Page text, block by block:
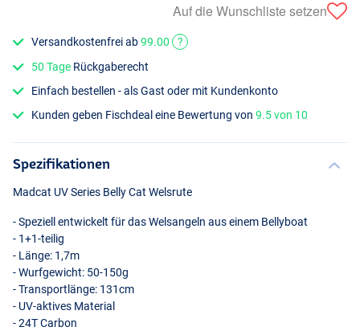
Auf die Wunschliste setzen
Versandkostenfrei ab99.00
?
50 Tage Rückgaberecht
Einfach bestellen - als Gast oder mit Kundenkonto
Kunden geben Fischdeal eine Bewertung von9.5 von 10
Spezifikationen
Madcat UV Series Belly Cat Welsrute
- Speziell entwickelt für das Welsangeln aus einem Bellyboat
- 1+1-teilig
- Länge: 1,7m
- Wurfgewicht: 50-150g
- Transportlänge: 131cm
- UV-aktives Material
- 24T Carbon